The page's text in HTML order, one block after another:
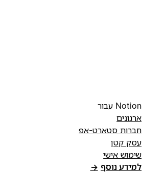
Notion עבור
ארגונים
חברות סטארט-אפ
עסק קטן
שימוש אישי
למידע נוסף →